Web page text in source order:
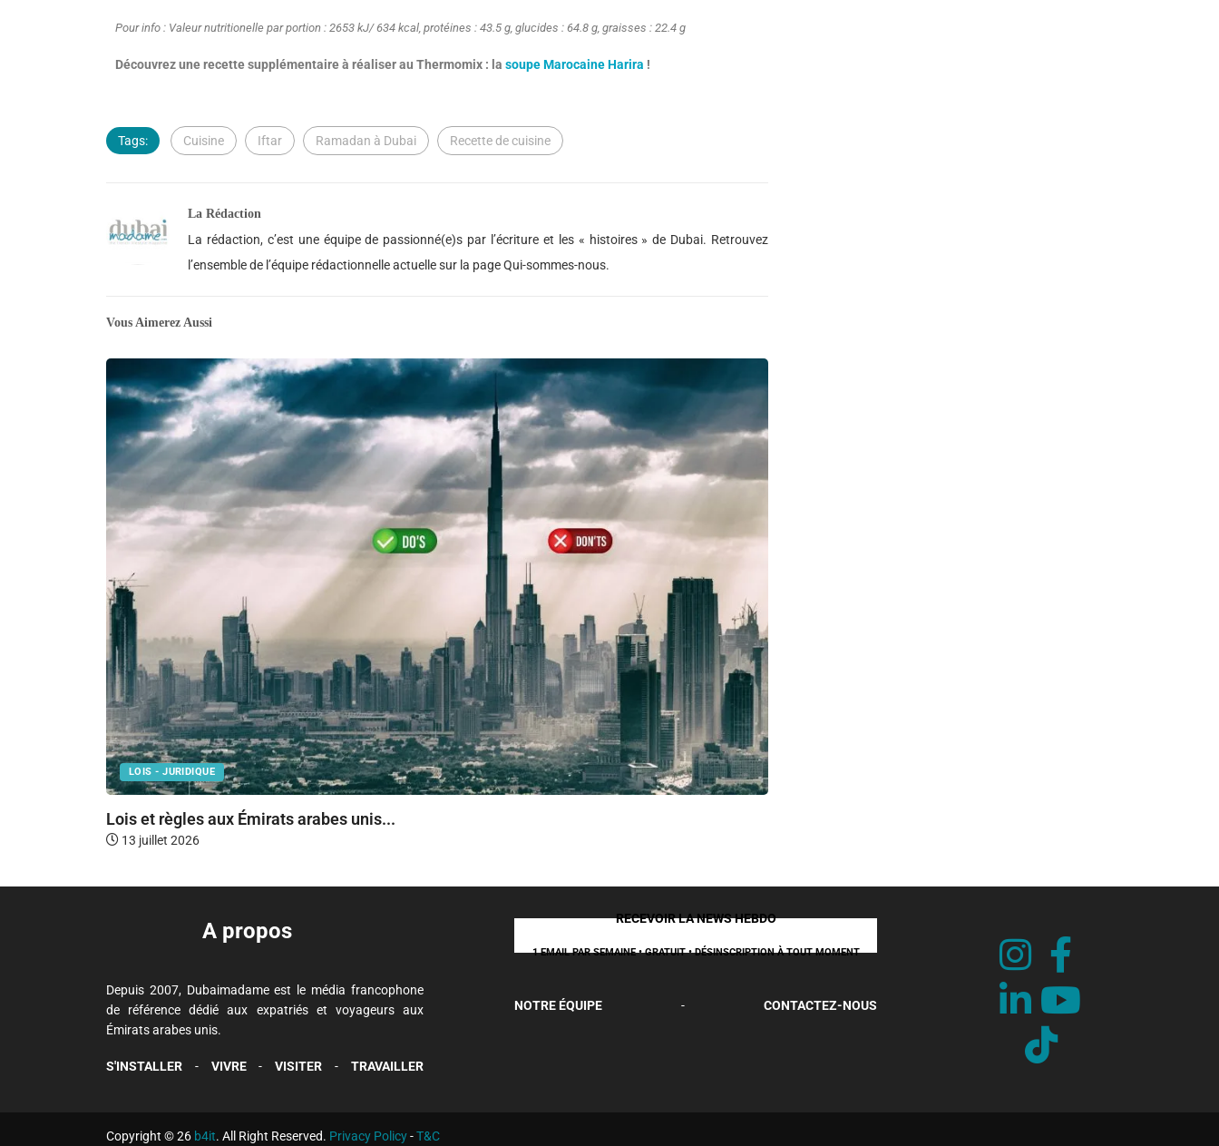
Pour info : Valeur nutritionelle par portion : 2653 kJ/ 634 kcal, protéines : 43.5 g, glucides : 64.8 g, graisses : 22.4 g
Découvrez une recette supplémentaire à réaliser au Thermomix : la soupe Marocaine Harira !
Tags: Cuisine Iftar Ramadan à Dubai Recette de cuisine
La Rédaction
La rédaction, c’est une équipe de passionné(e)s par l’écriture et les « histoires » de Dubai. Retrouvez
l’ensemble de l’équipe rédactionnelle actuelle sur la page Qui-sommes-nous.
Vous Aimerez Aussi
LOIS - JURIDIQUE
Lois et règles aux Émirats arabes unis...
13 juillet 2026
A propos
Depuis 2007, Dubaimadame est le média francophone
de référence dédié aux expatriés et voyageurs aux
Émirats arabes unis.
S'INSTALLER - VIVRE - VISITER - TRAVAILLER
RECEVOIR LA NEWS HEBDO
1 EMAIL PAR SEMAINE • GRATUIT • DÉSINSCRIPTION À TOUT MOMENT
NOTRE ÉQUIPE - CONTACTEZ-NOUS
Copyright © 26 b4it. All Right Reserved. Privacy Policy-T&C